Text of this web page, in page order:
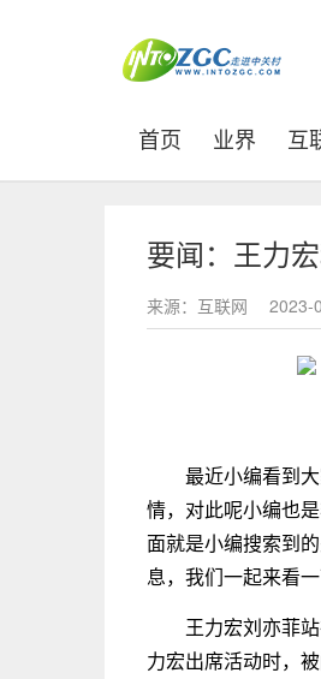
首页 (current)
业界 互
要闻：王力
来源：互联网 2023-
最近小编看到
情，对此呢小编也
面就是小编搜索到
息，我们一起来看一
王力宏刘亦菲
力宏出席活动时，